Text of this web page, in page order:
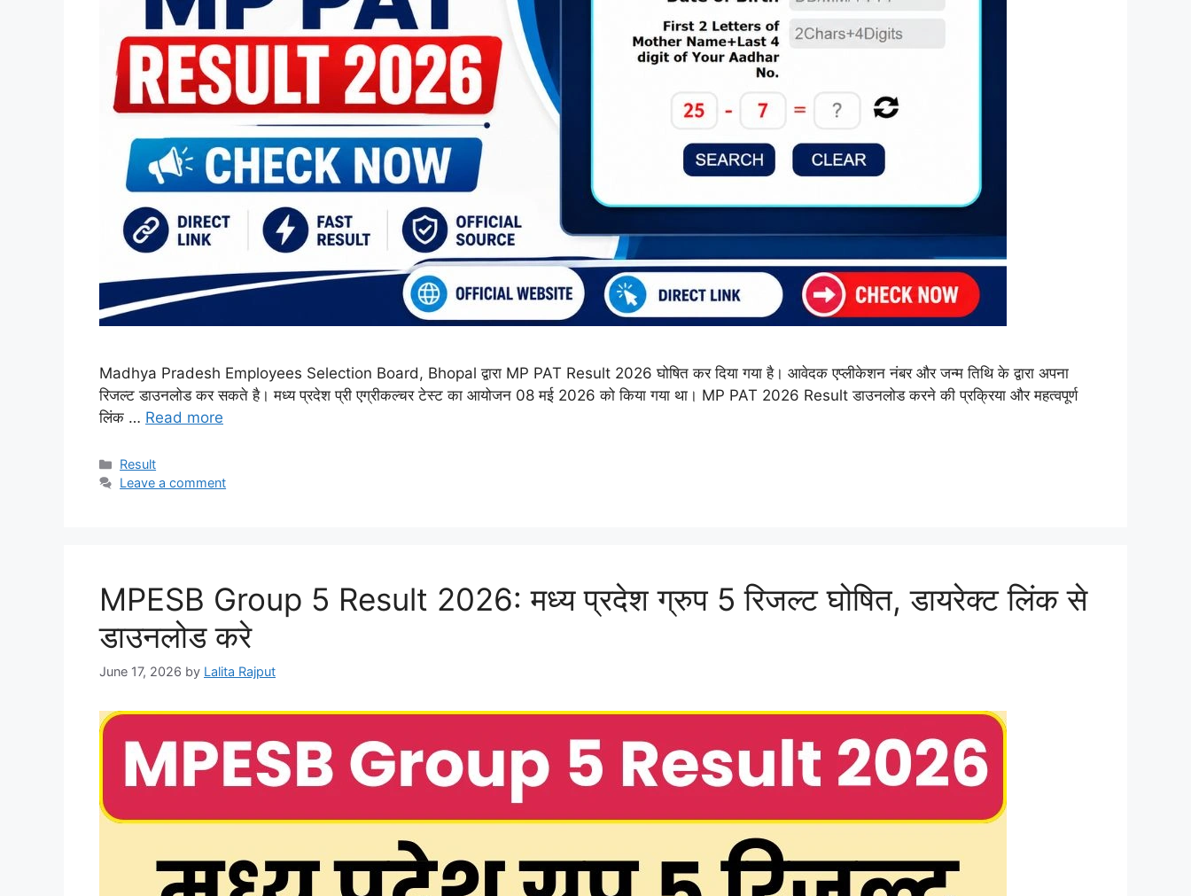
Madhya Pradesh Employees Selection Board, Bhopal द्वारा MP PAT Result 2026 घोषित कर दिया गया है। आवेदक एप्लीकेशन नंबर और जन्म तिथि के द्वारा अपना
रिजल्ट डाउनलोड कर सकते है। मध्य प्रदेश प्री एग्रीकल्चर टेस्ट का आयोजन 08 मई 2026 को किया गया था। MP PAT 2026 Result डाउनलोड करने की प्रक्रिया और महत्वपूर्ण
लिंक … Read more
Categories
Result
Leave a comment
MPESB Group 5 Result 2026: मध्य प्रदेश ग्रुप 5 रिजल्ट घोषित, डायरेक्ट लिंक से
डाउनलोड करे
June 17, 2026 by Lalita Rajput